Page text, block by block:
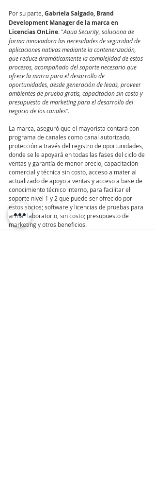
Por su parte, Gabriela Salgado, Brand
Development Manager de la marca en
Licencias OnLine. "Aqua Security, soluciona de
forma innovadora las necesidades de seguridad de
aplicaciones nativas mediante la contenerización,
que reduce dramáticamente la complejidad de estos
procesos, acompañado del soporte necesario que
ofrece la marca para el desarrollo de
oportunidades, desde generación de leads, proveer
ambientes de prueba gratis, capacitacion sin costo y
presupuesto de marketing para el desarrollo del
negocio de los canales”.
La marca, aseguró que el mayorista contará con
programa de canales como canal autorizado,
protección a través del registro de oportunidades,
donde se le apoyará en todas las fases del ciclo de
ventas y garantía de menor precio, capacitación
comercial y técnica sin costo, acceso a material
actualizado de apoyo a ventas y acceso a base de
conocimiento técnico interno, para facilitar el
soporte nivel 1 y 2 que puede ser ofrecido por
estos socios; software y licencias de pruebas para
armar laboratorio, sin costo; presupuesto de
marketing y otros beneficios.